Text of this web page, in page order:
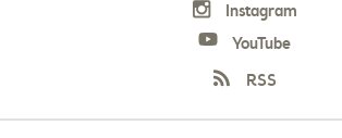
Instagram
YouTube
RSS